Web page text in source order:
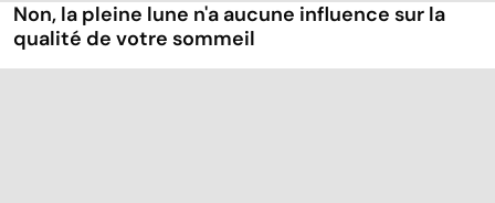
Non, la pleine lune n'a aucune influence sur la
qualité de votre sommeil